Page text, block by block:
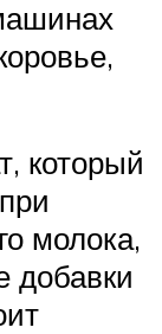
который
молока,
добавки